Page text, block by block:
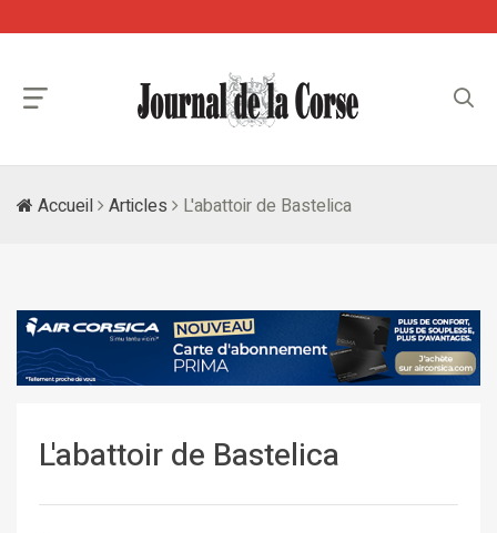
Accueil Articles L'abattoir de Bastelica
L'abattoir de Bastelica